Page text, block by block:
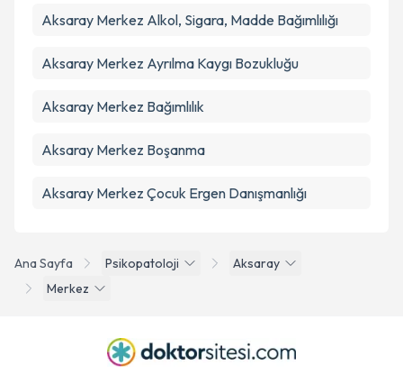
Ana Sayfa Psikopatoloji
Aksaray
Merkez
Aksaray Merkez Alkol, Sigara, Madde Bağımlılığı
Aksaray Merkez Ayrılma Kaygı Bozukluğu
Aksaray Merkez Bağımlılık
Aksaray Merkez Boşanma
Aksaray Merkez Çocuk Ergen Danışmanlığı